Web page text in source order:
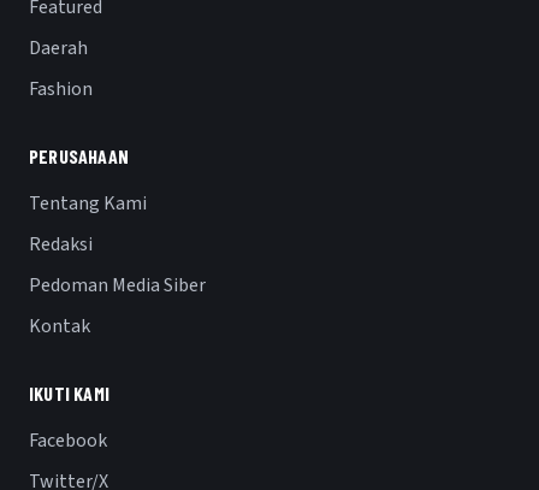
Featured
Daerah
Fashion
PERUSAHAAN
Tentang Kami
Redaksi
Pedoman Media Siber
Kontak
IKUTI KAMI
Facebook
Twitter/X